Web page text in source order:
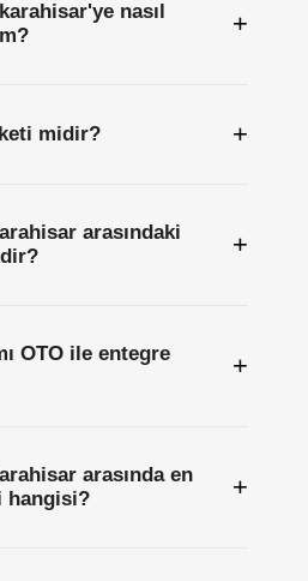
nasıl
+
midir? +
arasındaki
+
OTO ile entegre
+
arasında en
hangisi?
+